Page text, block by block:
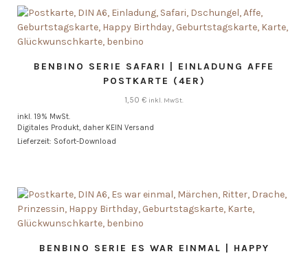
BENBINO SERIE SAFARI | EINLADUNG AFFE
POSTKARTE (4ER)
1,50 € inkl. MwSt.
inkl. 19% MwSt.
Digitales Produkt, daher KEIN Versand
Lieferzeit: Sofort-Download
BENBINO SERIE ES WAR EINMAL | HAPPY